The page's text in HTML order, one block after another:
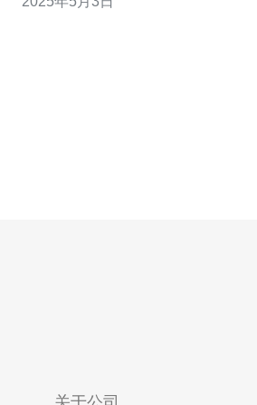
服务器有以下几个优势： 地理位置优越：香港是亚洲地区